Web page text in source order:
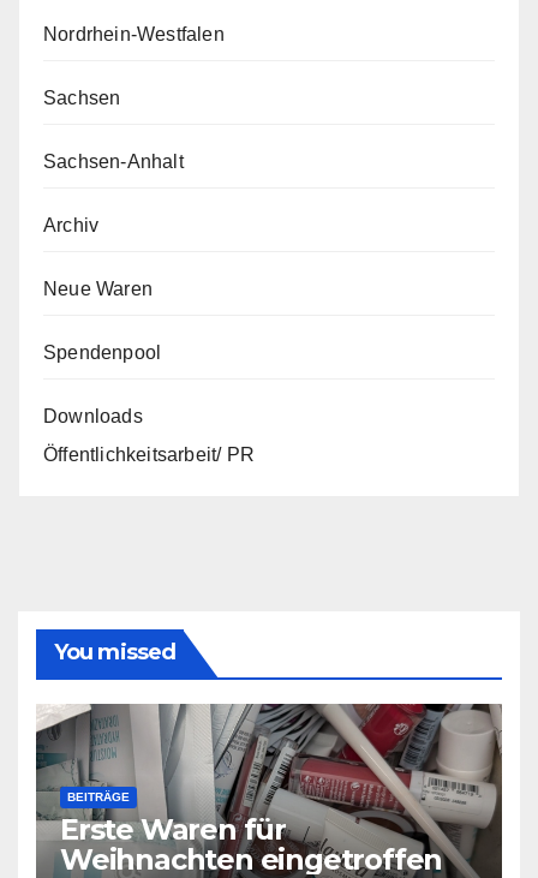
Nordrhein-Westfalen
Sachsen
Sachsen-Anhalt
Archiv
Neue Waren
Spendenpool
Downloads
Öffentlichkeitsarbeit/ PR
You missed
BEITRÄGE
Erste Waren für
Weihnachten eingetroffen